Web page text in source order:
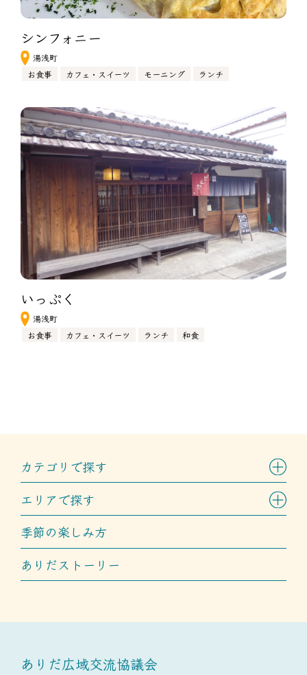
シンフォニー
湯浅町
お食事
カフェ・スイーツ モーニング ランチ
いっぷく
湯浅町
お食事
カフェ・スイーツ ランチ 和食
カテゴリで探す
エリアで探す
季節の楽しみ方
ありだストーリー
ありだ広域交流協議会